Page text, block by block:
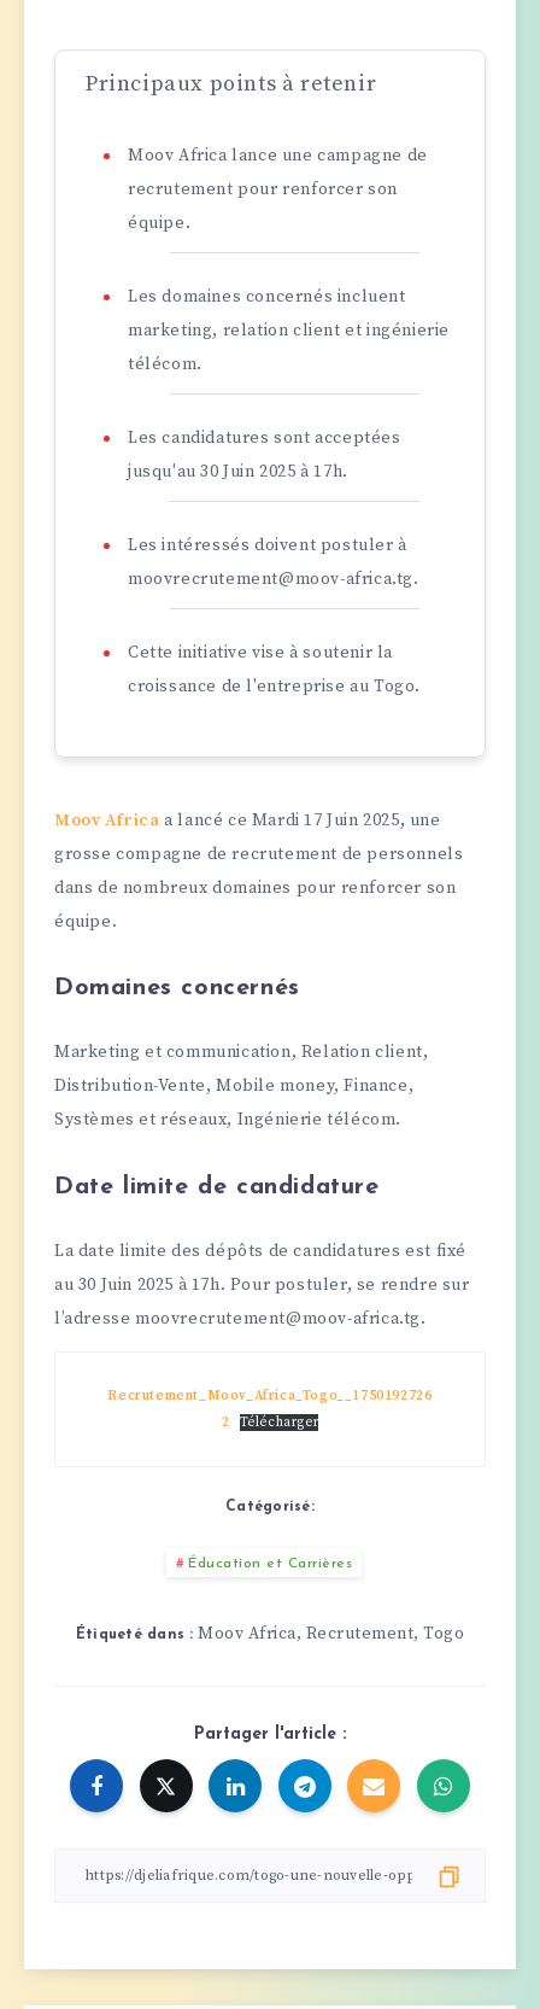
Principaux points à retenir
Moov Africa lance une campagne de
recrutement pour renforcer son
équipe.
Les domaines concernés incluent
marketing, relation client et ingénierie
télécom.
Les candidatures sont acceptées
jusqu'au 30 Juin 2025 à 17h.
Les intéressés doivent postuler à
moovrecrutement@moov-africa.tg.
Cette initiative vise à soutenir la
croissance de l'entreprise au Togo.
Moov Africa a lancé ce Mardi 17 Juin 2025, une
grosse compagne de recrutement de personnels
dans de nombreux domaines pour renforcer son
équipe.
Domaines concernés
Marketing et communication, Relation client,
Distribution-Vente, Mobile money, Finance,
Systèmes et réseaux, Ingénierie télécom.
Date limite de candidature
La date limite des dépôts de candidatures est fixé
au 30 Juin 2025 à 17h. Pour postuler, se rendre sur
l’adresse moovrecrutement@moov-africa.tg.
Recrutement_Moov_Africa_Togo__1750192726
2
Télécharger
Catégorisé:
Éducation et Carrières
Étiqueté dans : Moov Africa, Recrutement,Togo
Partager l'article :